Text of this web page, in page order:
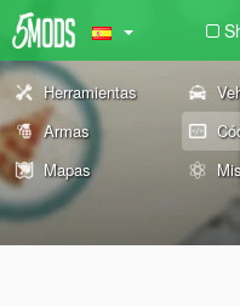
Herramientas
Armas
Mapas